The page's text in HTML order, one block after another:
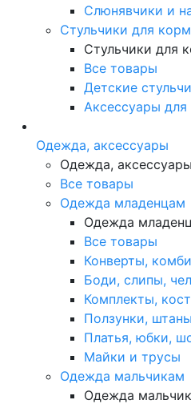
Слюнявчики и
Стульчики для
Стульчики для
Все товары
Детские
Аксессуары для
Одежда, аксессуары
Одежда, аксессуары
Все товары
Одежда младенцам
Одежда
Все товары
Конверты,
Боди, слипы,
Комплекты,
Ползунки, штаны
Платья, юбки,
Майки и трусы
Одежда мальчикам
Одежда